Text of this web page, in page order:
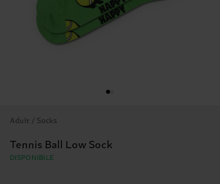
Adult / Socks
Tennis Ball Low Sock
DISPONIBILE